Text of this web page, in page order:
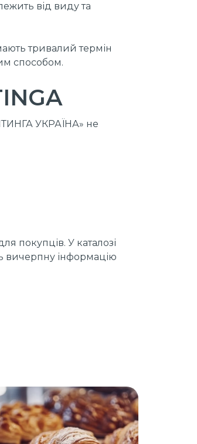
від виду та
тривалий термін
способом.
УКРАЇНА» не
покупців. У каталозі
вичерпну інформацію